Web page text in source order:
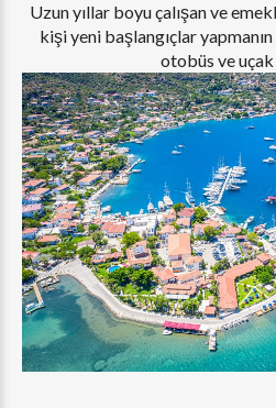
Uzun yıllar boyu çalışan ve
kişi yeni başlangıçlar
otobüs ve uçak